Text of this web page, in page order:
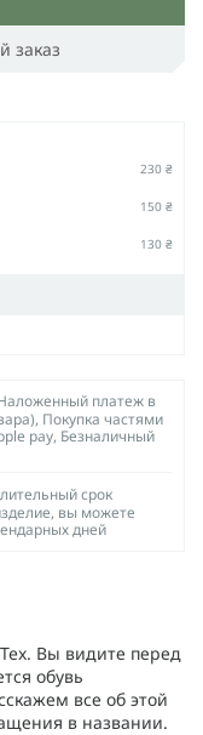
заказ
230 ₴
150 ₴
130 ₴
платеж в
Покупка частями
pay, Безналичный
срок
вы можете
дней
Вы видите перед
обувь
все об этой
в названии.